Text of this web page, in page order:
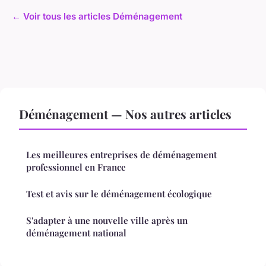
← Voir tous les articles Déménagement
Déménagement — Nos autres articles
Les meilleures entreprises de déménagement
professionnel en France
Test et avis sur le déménagement écologique
S'adapter à une nouvelle ville après un
déménagement national